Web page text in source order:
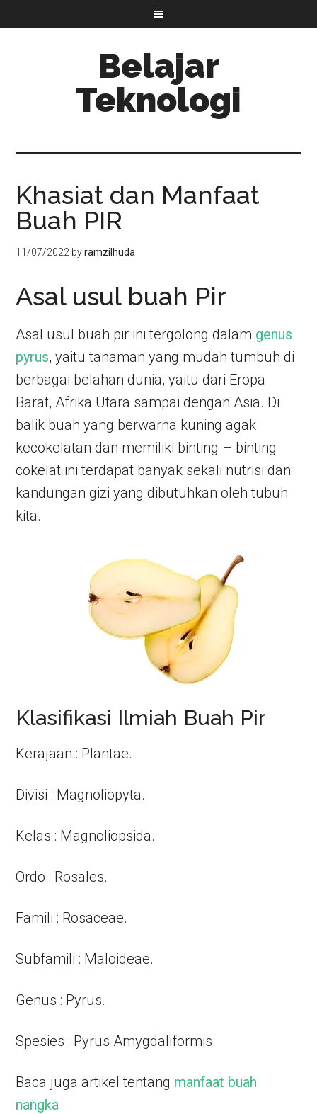
Belajar
Teknologi
Khasiat dan Manfaat
Buah PIR
11/07/2022 byramzilhuda
Asal usul buah Pir
Asal usul buah pir ini tergolong dalam genus
pyrus, yaitu tanaman yang mudah tumbuh di
berbagai belahan dunia, yaitu dari Eropa
Barat, Afrika Utara sampai dengan Asia. Di
balik buah yang berwarna kuning agak
kecokelatan dan memiliki binting – binting
cokelat ini terdapat banyak sekali nutrisi dan
kandungan gizi yang dibutuhkan oleh tubuh
kita.
Klasifikasi Ilmiah Buah Pir
Kerajaan : Plantae.
Divisi : Magnoliopyta.
Kelas : Magnoliopsida.
Ordo : Rosales.
Famili : Rosaceae.
Subfamili : Maloideae.
Genus : Pyrus.
Spesies : Pyrus Amygdaliformis.
Baca juga artikel tentang manfaat buah
nangka